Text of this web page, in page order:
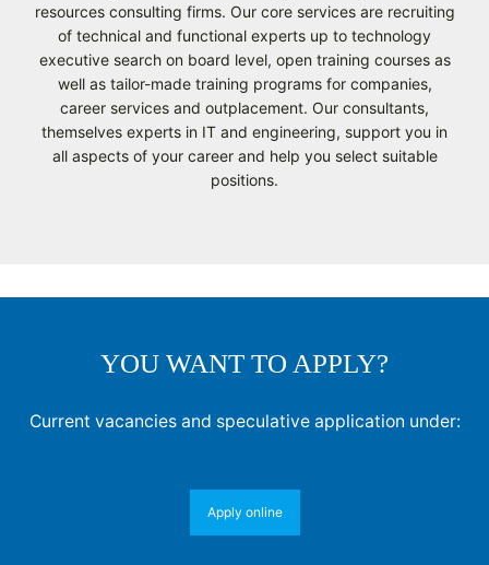
resources consulting firms. Our core services are recruiting
of technical and functional experts up to technology
executive search on board level, open training courses as
well as tailor-made training programs for companies,
career services and outplacement. Our consultants,
themselves experts in IT and engineering, support you in
all aspects of your career and help you select suitable
positions.
YOU WANT TO APPLY?
Current vacancies and speculative application under:
Apply online